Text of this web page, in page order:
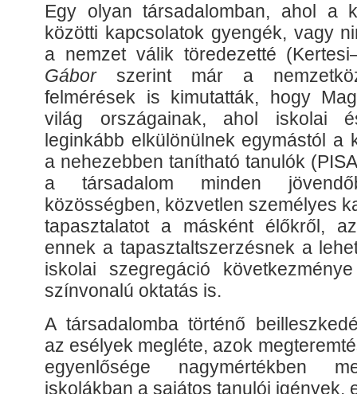
Egy olyan társadalomban, ahol a
közötti kapcsolatok gyengék, vagy
a nemzet válik töredezetté
Gáborszerint már a
felmérések is kimutatták, hogy
világ országainak, ahol iskolai
leginkább elkülönülnek egymástól a
a nehezebben tanítható tanulók
a társadalom minden
közösségben, közvetlen személyes
tapasztalatot a másként élőkről,
ennek a tapasztaltszerzésnek a
iskolai szegregáció
színvonalú oktatás is.
A társadalomba történő
az esélyek megléte, azok
egyenlősége nagymértékben
iskolákban a sajátos tanulói igények,